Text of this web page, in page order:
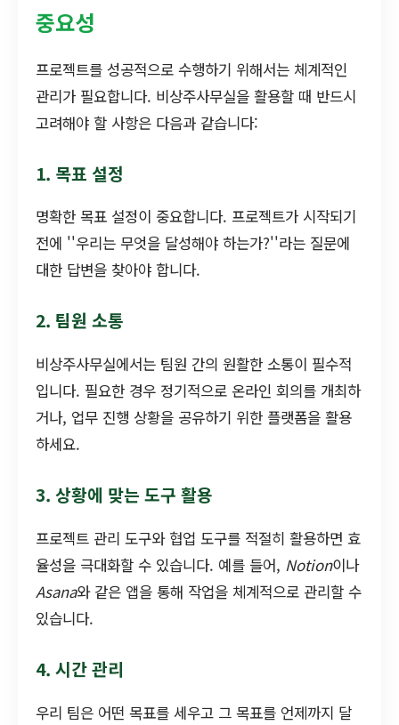
중요성
프로젝트를 성공적으로 수행하기 위해서는 체계적인
관리가 필요합니다. 비상주사무실을 활용할 때 반드시
고려해야 할 사항은 다음과 같습니다:
1. 목표 설정
명확한 목표 설정이 중요합니다. 프로젝트가 시작되기
전에 ''우리는 무엇을 달성해야 하는가?''라는 질문에
대한 답변을 찾아야 합니다.
2. 팀원 소통
비상주사무실에서는 팀원 간의 원활한 소통이 필수적
입니다. 필요한 경우 정기적으로 온라인 회의를 개최하
거나, 업무 진행 상황을 공유하기 위한 플랫폼을 활용
하세요.
3. 상황에 맞는 도구 활용
프로젝트 관리 도구와 협업 도구를 적절히 활용하면 효
율성을 극대화할 수 있습니다. 예를 들어, Notion이나
Asana와 같은 앱을 통해 작업을 체계적으로 관리할 수
있습니다.
4. 시간 관리
우리 팀은 어떤 목표를 세우고 그 목표를 언제까지 달